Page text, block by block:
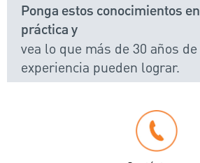
Ponga estos conocimientos en
práctica y
vea lo que más de 30 años de
experiencia pueden lograr.